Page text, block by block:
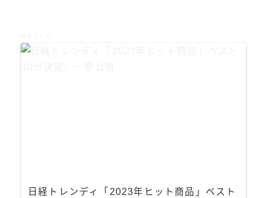
日経トレンディ「2023年ヒット商品」ベスト